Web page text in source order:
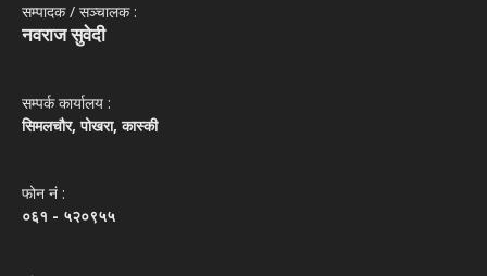
सम्पादक / सञ्‍चालक :
नवराज सुवेदी
सम्पर्क कार्यालय :
सिमलचौर, पोखरा, कास्की
फोन नं‌ :
०६१ - ५२०९५५